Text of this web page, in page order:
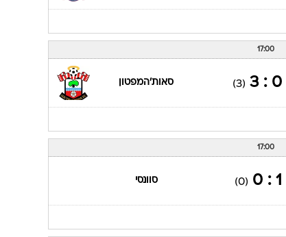
17:00
0 : 3
(3) סאות'המפטון
17:00
1 : 0
(0) סוונסי